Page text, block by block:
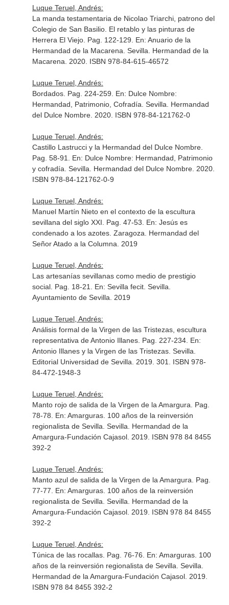
Luque Teruel, Andrés:
La manda testamentaria de Nicolao Triarchi, patrono del
Colegio de San Basilio. El retablo y las pinturas de
Herrera El Viejo. Pag. 122-129. En: Anuario de la
Hermandad de la Macarena . Sevilla. Hermandad de la
Macarena. 2020. ISBN 978-84-615-46572
Luque Teruel, Andrés:
Bordados. Pag. 224-259. En: Dulce Nombre:
Hermandad, Patrimonio, Cofradía . Sevilla. Hermandad
del Dulce Nombre. 2020. ISBN 978-84-121762-0
Luque Teruel, Andrés:
Castillo Lastrucci y la Hermandad del Dulce Nombre.
Pag. 58-91. En: Dulce Nombre: Hermandad, Patrimonio
y cofradía . Sevilla. Hermandad del Dulce Nombre. 2020.
ISBN 978-84-121762-0-9
Luque Teruel, Andrés:
Manuel Martín Nieto en el contexto de la escultura
sevillana del siglo XXI. Pag. 47-53. En: Jesús es
condenado a los azotes. Zaragoza. Hermandad del
Señor Atado a la Columna. 2019
Luque Teruel, Andrés:
Las artesanías sevillanas como medio de prestigio
social. Pag. 18-21. En: Sevilla fecit. Sevilla.
Ayuntamiento de Sevilla. 2019
Luque Teruel, Andrés:
Análisis formal de la Virgen de las Tristezas, escultura
representativa de Antonio Illanes. Pag. 227-234. En:
Antonio Illanes y la Virgen de las Tristezas. Sevilla.
Editorial Universidad de Sevilla. 2019. 301. ISBN 978-
84-472-1948-3
Luque Teruel, Andrés:
Manto rojo de salida de la Virgen de la Amargura. Pag.
78-78. En: Amarguras. 100 años de la reinversión
regionalista de Sevilla . Sevilla. Hermandad de la
Amargura-Fundación Cajasol. 2019. ISBN 978 84 8455
392-2
Luque Teruel, Andrés:
Manto azul de salida de la Virgen de la Amargura. Pag.
77-77. En: Amarguras. 100 años de la reinversión
regionalista de Sevilla . Sevilla. Hermandad de la
Amargura-Fundación Cajasol. 2019. ISBN 978 84 8455
392-2
Luque Teruel, Andrés:
Túnica de las rocallas. Pag. 76-76. En: Amarguras. 100
años de la reinversión regionalista de Sevilla . Sevilla.
Hermandad de la Amargura-Fundación Cajasol. 2019.
ISBN 978 84 8455 392-2